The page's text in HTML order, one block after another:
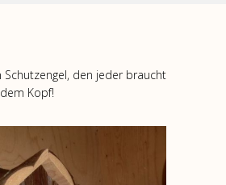
Schutzengel, den jeder braucht
Kopf!